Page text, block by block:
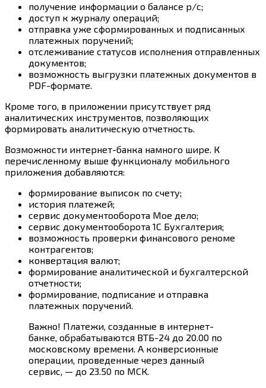
получение информации о балансе р/с;
доступ к журналу операций;
отправка уже сформированных и подписанных
платежных поручений;
отслеживание статусов исполнения отправленных
документов;
возможность выгрузки платежных документов в
PDF-формате.
Кроме того, в приложении присутствует ряд
аналитических инструментов, позволяющих
формировать аналитическую отчетность.
Возможности интернет-банка намного шире. К
перечисленному выше функционалу мобильного
приложения добавляются:
формирование выписок по счету;
история платежей;
сервис документооборота Мое дело;
сервис документооборота 1С Бухгалтерия;
возможность проверки финансового реноме
контрагентов;
конвертация валют;
формирование аналитической и бухгалтерской
отчетности;
формирование, подписание и отправка
платежных поручений.
Важно! Платежи, созданные в интернет-
банке, обрабатываются ВТБ-24 до 20.00 по
московскому времени. А конверсионные
операции, проведенные через данный
сервис, — до 23.50 по МСК.